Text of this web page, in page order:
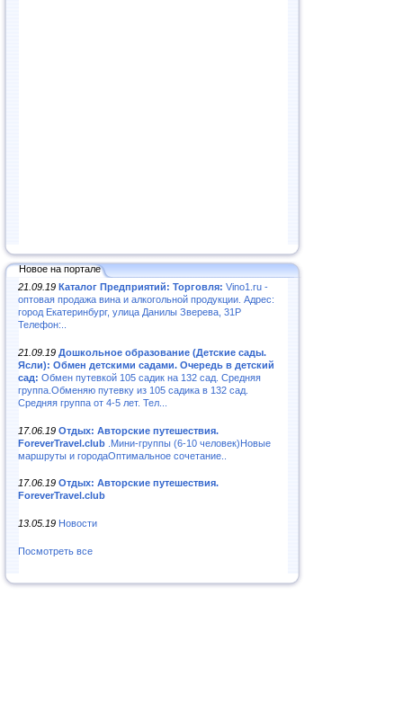
Новое на портале
21.09.19 Каталог Предприятий: Торговля: Vino1.ru -
оптовая продажа вина и алкогольной продукции. Адрес:
город Екатеринбург, улица Данилы Зверева, 31Р
Телефон:..
21.09.19 Дошкольное образование (Детские сады.
Ясли): Обмен детскими садами. Очередь в детский
сад: Обмен путевкой 105 садик на 132 сад. Средняя
группа.Обменяю путевку из 105 садика в 132 сад.
Средняя группа от 4-5 лет. Тел...
17.06.19 Отдых: Авторские путешествия.
ForeverTravel.club .Мини-группы (6-10 человек)Новые
маршруты и городаОптимальное сочетание..
17.06.19 Отдых: Авторские путешествия.
ForeverTravel.club
13.05.19 Новости
Посмотреть все